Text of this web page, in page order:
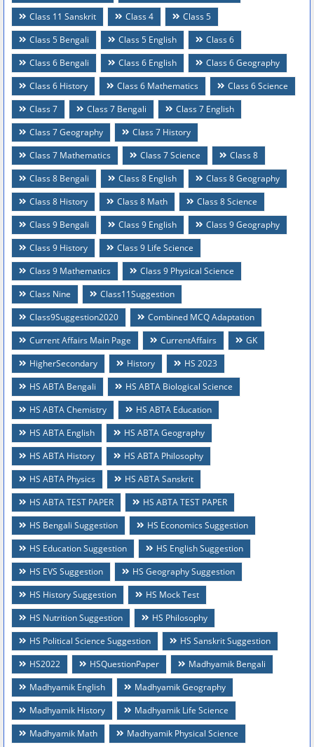
Class 11 Sanskrit
Class 4
Class 5
Class 5 Bengali
Class 5 English
Class 6
Class 6 Bengali
Class 6 English
Class 6 Geography
Class 6 History
Class 6 Mathematics
Class 6 Science
Class 7
Class 7 Bengali
Class 7 English
Class 7 Geography
Class 7 History
Class 7 Mathematics
Class 7 Science
Class 8
Class 8 Bengali
Class 8 English
Class 8 Geography
Class 8 History
Class 8 Math
Class 8 Science
Class 9 Bengali
Class 9 English
Class 9 Geography
Class 9 History
Class 9 Life Science
Class 9 Mathematics
Class 9 Physical Science
Class Nine
Class11Suggestion
Class9Suggestion2020
Combined MCQ Adaptation
Current Affairs Main Page
CurrentAffairs
GK
HigherSecondary
History
HS 2023
HS ABTA Bengali
HS ABTA Biological Science
HS ABTA Chemistry
HS ABTA Education
HS ABTA English
HS ABTA Geography
HS ABTA History
HS ABTA Philosophy
HS ABTA Physics
HS ABTA Sanskrit
HS ABTA TEST PAPER
HS ABTA TEST PAPER
HS Bengali Suggestion
HS Economics Suggestion
HS Education Suggestion
HS English Suggestion
HS EVS Suggestion
HS Geography Suggestion
HS History Suggestion
HS Mock Test
HS Nutrition Suggestion
HS Philosophy
HS Political Science Suggestion
HS Sanskrit Suggestion
HS2022
HSQuestionPaper
Madhyamik Bengali
Madhyamik English
Madhyamik Geography
Madhyamik History
Madhyamik Life Science
Madhyamik Math
Madhyamik Physical Science